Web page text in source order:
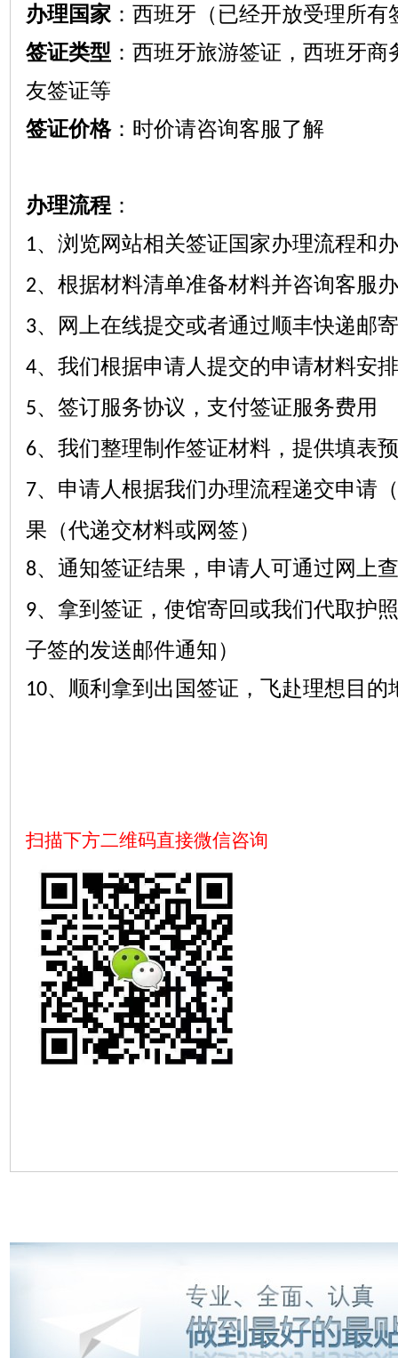
办理国家 ：西班牙（已经开放受理所有
签证类型 ：西班牙旅游签证，西班牙
友签证等
签证价格：时价请咨询客服了解
办理流程：
1、浏览网站相关签证国家办理流程和
2、 根据材料清单准备材料并咨询客服
3、网上在线提交或者通过顺丰快递邮
4、我们根据申请人提交的申请材料安
5、签订服务协议，支付签证服务费用
6、我们整理制作签证材料，提供填表
7、申请人根据我们办理流程递交申请
果（代递交材料或网签）
8、通知签证结果，申请人可通过网上
9、拿到签证，使馆寄回或我们代取护
子签的发送邮件通知）
10、顺利拿到出国签证，飞赴理想目的
扫描下方二维码直接微信咨询